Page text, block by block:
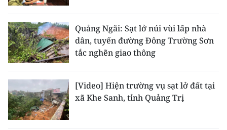
TIN ĐỊA PHƯƠNG
Trung du và miền núi phía Bắc
Đồng bằng sông Hồng
Bắc Trung Bộ
Quảng Ngãi: Sạt lở núi vùi lấp nhà
dân, tuyến đường Đông Trường Sơn
tắc nghẽn giao thông
[Video] Hiện trường vụ sạt lở đất tại
xã Khe Sanh, tỉnh Quảng Trị